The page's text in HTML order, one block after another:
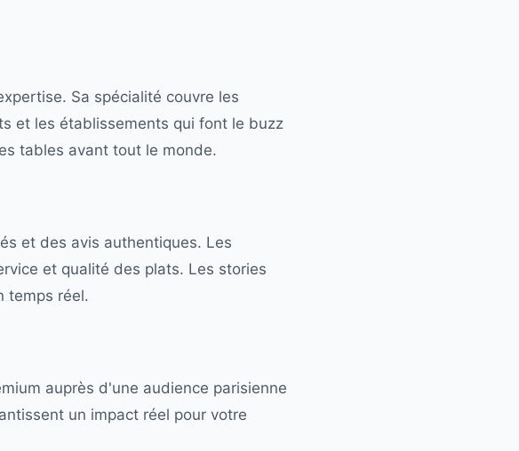
Sa spécialité couvre les
et les établissements qui font le buzz
tables avant tout le monde.
et des avis authentiques. Les
et qualité des plats. Les stories
temps réel.
auprès d'une audience parisienne
un impact réel pour votre